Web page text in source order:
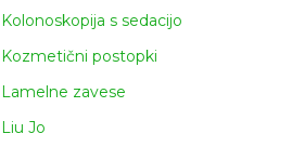
Kolonoskopija s sedacijo
Kozmetični postopki
Lamelne zavese
Liu Jo